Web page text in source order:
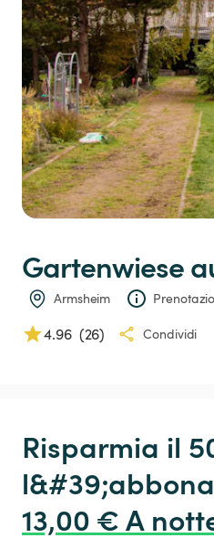
Gartenwiese
Armsheim
4.96 (26) Condividi
Risparmia il
13,00 € A